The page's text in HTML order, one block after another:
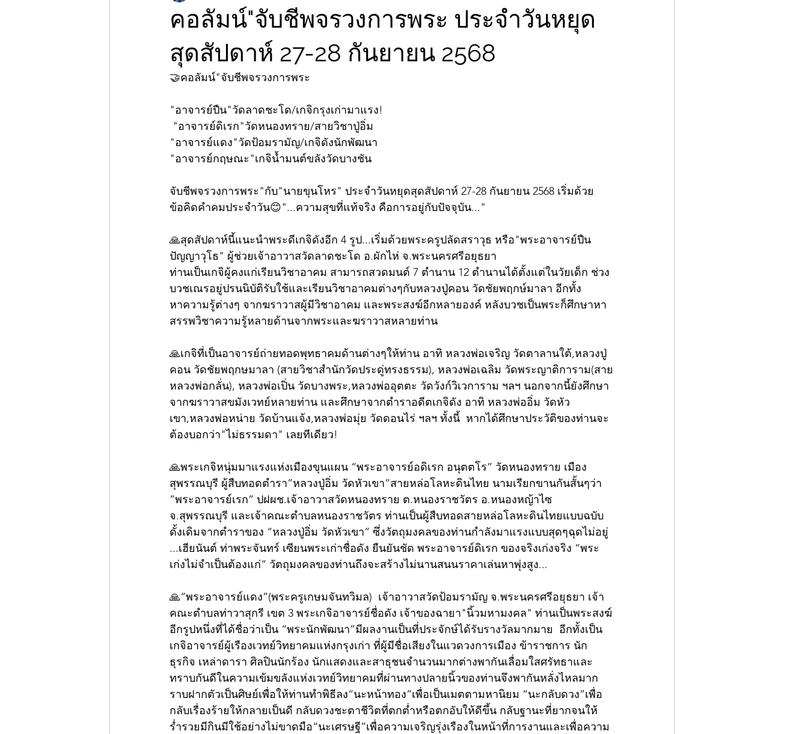
คอลัมน์"จับชีพจรวงการพระ ประจำวันหยุด
สุดสัปดาห์ 27-28 กันยายน 2568
🤝คอลัมน์"จับชีพจรวงการพระ
"อาจารย์ปืน"วัดลาดชะโด/เกจิกรุงเก่ามาแรง!
"อาจารย์ดิเรก"วัดหนองทราย/สายวิชาปู่อิ่ม
"อาจารย์แดง"วัดป้อมรามัญ/เกจิดังนักพัฒนา
"อาจารย์กฤษณะ"เกจิน้ำมนต์ขลังวัดบางชัน
จับชีพจรวงการพระ"กับ"นายขุนโหร" ประจำวันหยุดสุดสัปดาห์ 27-28 กันยายน 2568 เริ่มด้วย
ข้อคิดคำคมประจำวัน😊"...ความสุขที่แท้จริง คือการอยู่กับปัจจุบัน..."
🙏สุดสัปดาห์นี้แนะนำพระดีเกจิดังอีก 4 รูป...เริ่มด้วยพระครูปลัดสราวุธ หรือ"พระอาจารย์ปืน
ปัญญาวุโธ" ผู้ช่วยเจ้าอาวาสวัดลาดชะโด อ.ผักไห่ จ.พระนครศรีอยุธยา
ท่านเป็นเกจิผู้คงแก่เรียนวิชาอาคม สามารถสวดมนต์ 7 ตำนาน 12 ตำนานได้ตั้งแต่ในวัยเด็ก ช่วง
บวชเณรอยู่ปรนนิบัติรับใช้และเรียนวิชาอาคมต่างๆกับหลวงปู่คอน วัดชัยพฤกษ์มาลา อีกทั้ง
หาความรู้ต่างๆ จากฆราวาสผู้มีวิชาอาคม และพระสงฆ์อีกหลายองค์ หลังบวชเป็นพระก็ศึกษาหา
สรรพวิชาความรู้หลายด้านจากพระและฆราวาสหลายท่าน
🙏เกจิที่เป็นอาจารย์ถ่ายทอดพุทธาคมด้านต่างๆให้ท่าน อาทิ หลวงพ่อเจริญ วัดตาลานใต้,หลวงปู่
คอน วัดชัยพฤกษมาลา (สายวิชาสำนักวัดประดู่ทรงธรรม), หลวงพ่อเฉลิม วัดพระญาติการาม(สาย
หลวงพ่อกลั่น), หลวงพ่อเปิ่น วัดบางพระ,หลวงพ่ออุตตะ วัดวังก์วิเวการาม ฯลฯ นอกจากนี้ยังศึกษา
จากฆราวาสขมังเวทย์หลายท่าน และศึกษาจากตำราอดีตเกจิดัง อาทิ หลวงพ่ออิ่ม วัดหัว
เขา,หลวงพ่อหน่าย วัดบ้านแจ้ง,หลวงพ่อมุ่ย วัดดอนไร่ ฯลฯ ทั้งนี้  หากได้ศึกษาประวัติของท่านจะ
ต้องบอกว่า"ไม่ธรรมดา" เลยทีเดียว!
🙏พระเกจิหนุ่มมาแรงแห่งเมืองขุนแผน “พระอาจารย์อดิเรก อนุตตโร” วัดหนองทราย เมือง
สุพรรณบุรี ผู้สืบทอดตำรา”หลวงปู่อิ่ม วัดหัวเขา”สายหล่อโลหะดินไทย นามเรียกขานกันสั้นๆว่า
”พระอาจารย์เรก” ปฝผช.เจ้าอาวาสวัดหนองทราย ต.หนองราชวัตร อ.หนองหญ้าไซ
จ.สุพรรณบุรี และเจ้าคณะตำบลหนองราชวัตร ท่านเป็นผู้สืบทอดสายหล่อโลหะดินไทยแบบฉบับ
ดั้งเดิมจากตำราของ “หลวงปู่อิ่ม วัดหัวเขา” ซึ่งวัตถุมงคลของท่านกำลังมาแรงแบบสุดๆฉุดไม่อยู่
...เฮียนันต์ ท่าพระจันทร์ เซียนพระเก่าชื่อดัง ยืนยันชัด พระอาจารย์ดิเรก ของจริงเก่งจริง “พระ
เก่งไม่จำเป็นต้องแก่” วัตถุมงคลของท่านถึงจะสร้างไม่นานสนนราคาเล่นหาพุ่งสูง...
🙏“พระอาจารย์แดง”(พระครูเกษมจันทวิมล)  เจ้าอาวาสวัดป้อมรามัญ จ.พระนครศรีอยุธยา เจ้า
คณะตำบลท่าวาสุกรี เขต 3 พระเกจิอาจารย์ชื่อดัง เจ้าของฉายา"นิ้วมหามงคล" ท่านเป็นพระสงฆ์
อีกรูปหนึ่งที่ได้ชื่อว่าเป็น “พระนักพัฒนา”มีผลงานเป็นที่ประจักษ์ได้รับรางวัลมากมาย  อีกทั้งเป็น
เกจิอาจารย์ผู้เรืองเวทย์วิทยาคมแห่งกรุงเก่า ที่ผู้มีชื่อเสียงในแวดวงการเมือง ข้าราชการ นัก
ธุรกิจ เหล่าดารา ศิลปินนักร้อง นักแสดงและสาธุชนจำนวนมากต่างพากันเลื่อมใสศรัทธาและ
ทราบกันดีในความเข้มขลังแห่งเวทย์วิทยาคมที่ผ่านทางปลายนิ้วของท่านจึงพากันหลั่งไหลมาก
ราบฝากตัวเป็นศิษย์เพื่อให้ท่านทำพิธีลง“นะหน้าทอง”เพื่อเป็นเมตตามหานิยม “นะกลับดวง”เพื่อ
กลับเรื่องร้ายให้กลายเป็นดี กลับดวงชะตาชีวิตที่ตกต่ำหรือตกอับให้ดีขึ้น กลับฐานะที่ยากจนให้
ร่ำรวยมีกินมีใช้อย่างไม่ขาดมือ“นะเศรษฐี”เพื่อความเจริญรุ่งเรืองในหน้าที่การงานและเพื่อความ